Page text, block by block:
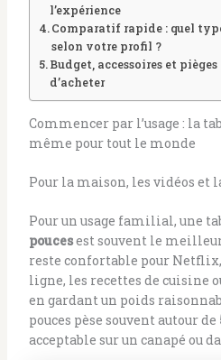
l’expérience
Comparatif rapide : quel
selon votre profil ?
Budget, accessoires et
d’acheter
Commencer par l’usage : la
même pour tout le monde
Pour la maison, les vidéos et
Pour un usage familial, une
poucesest souvent le
reste confortable pour Netflix,
ligne, les recettes de cuisine
en gardant un poids
pouces pèse souvent autour de
acceptable sur un canapé ou